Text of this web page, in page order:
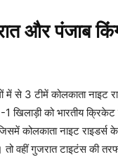
और पंजाब
से 3 टीमें कोलकाता नाइट
खिलाड़ी को भारतीय क्रिकेट
कोलकाता नाइट राइडर्स
वहीं गुजरात टाइटंस की